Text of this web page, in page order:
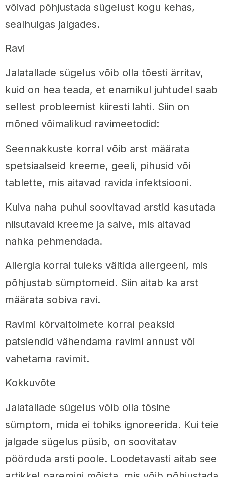
võivad põhjustada sügelust kogu kehas,
sealhulgas jalgades.
Ravi
Jalatallade sügelus võib olla tõesti ärritav,
kuid on hea teada, et enamikul juhtudel saab
sellest probleemist kiiresti lahti. Siin on
mõned võimalikud ravimeetodid:
Seennakkuste korral võib arst määrata
spetsiaalseid kreeme, geeli, pihusid või
tablette, mis aitavad ravida infektsiooni.
Kuiva naha puhul soovitavad arstid kasutada
niisutavaid kreeme ja salve, mis aitavad
nahka pehmendada.
Allergia korral tuleks vältida allergeeni, mis
põhjustab sümptomeid. Siin aitab ka arst
määrata sobiva ravi.
Ravimi kõrvaltoimete korral peaksid
patsiendid vähendama ravimi annust või
vahetama ravimit.
Kokkuvõte
Jalatallade sügelus võib olla tõsine
sümptom, mida ei tohiks ignoreerida. Kui teie
jalgade sügelus püsib, on soovitatav
pöörduda arsti poole. Loodetavasti aitab see